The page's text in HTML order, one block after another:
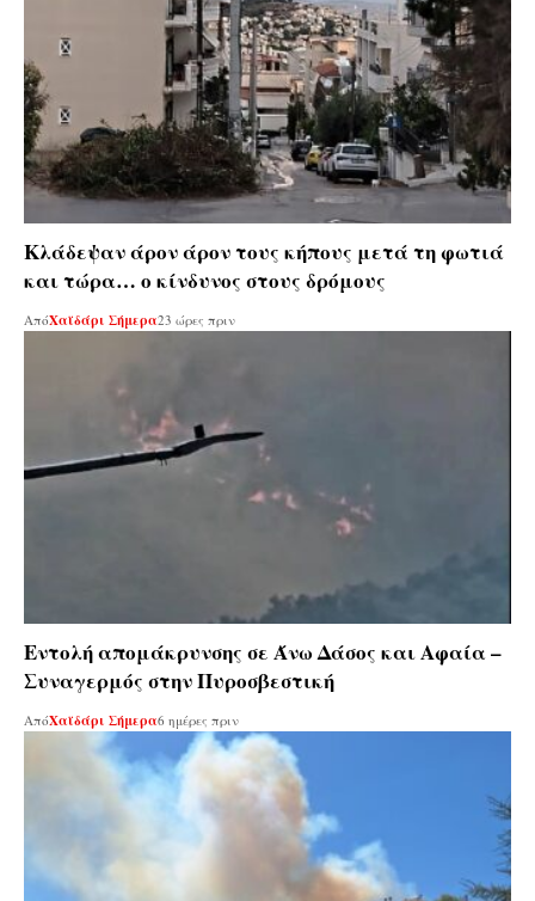
Κλάδεψαν άρον άρον τους κήπους μετά τη φωτιά
και τώρα… ο κίνδυνος στους δρόμους
ΑπόΧαϊδάρι Σήμερα23 ώρες πριν
Εντολή απομάκρυνσης σε Άνω Δάσος και Αφαία –
Συναγερμός στην Πυροσβεστική
ΑπόΧαϊδάρι Σήμερα6 ημέρες πριν